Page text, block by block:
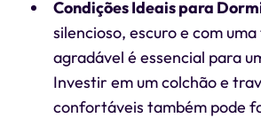
Condições Ideais para
silencioso, escuro e com
agradável é essencial para
Investir em um colchão e
confortáveis também pode